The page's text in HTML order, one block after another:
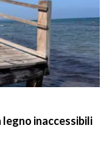
legno inaccessibili